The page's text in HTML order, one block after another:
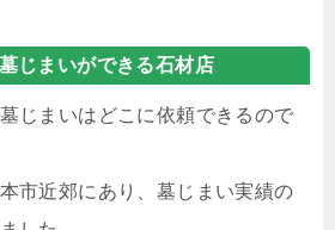
じまいができる石材店
じまいはどこに依頼できるので
市近郊にあり、墓じまい実績の